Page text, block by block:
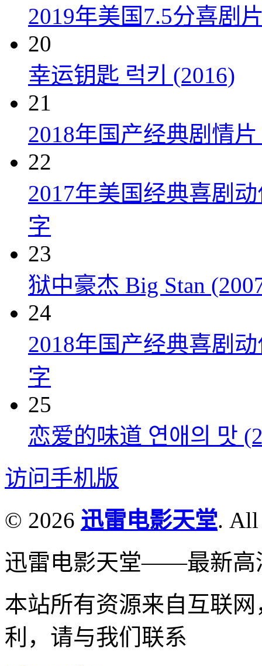
2019年美国7.5分喜剧
20
幸运钥匙 럭키 (2016)
21
2018年国产经典剧情
22
2017年美国经典喜剧
字
23
狱中豪杰 Big Stan
24
2018年国产经典喜剧
字
25
恋爱的味道 연애의 맛
访问手机版
© 2026 迅雷电影天堂. All
迅雷电影天堂——最新高
本站所有资源来自互联
利，请与我们联系